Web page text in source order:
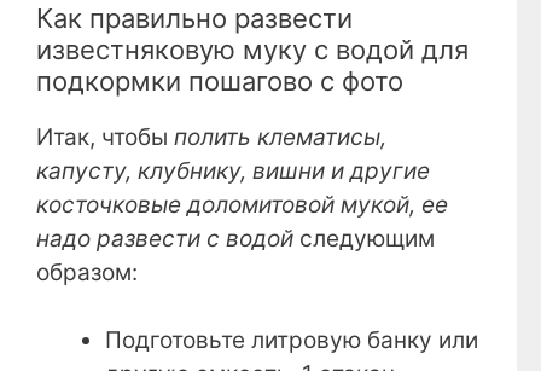
Как правильно развести
известняковую муку с водой для
подкормки пошагово с фото
Итак, чтобы полить клематисы,
капусту, клубнику, вишни и другие
косточковые доломитовой мукой, ее
надо развести с водой следующим
образом:
Подготовьте литровую банку или